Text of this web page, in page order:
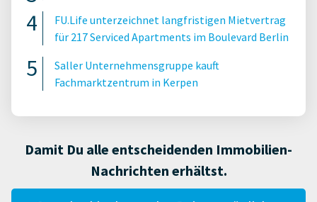
FU.Life unterzeichnet langfristigen Mietvertrag
für 217 Serviced Apartments im Boulevard Berlin
Saller Unternehmensgruppe kauft
Fachmarktzentrum in Kerpen
Damit Du alle entscheidenden Immobilien-
Nachrichten erhältst.